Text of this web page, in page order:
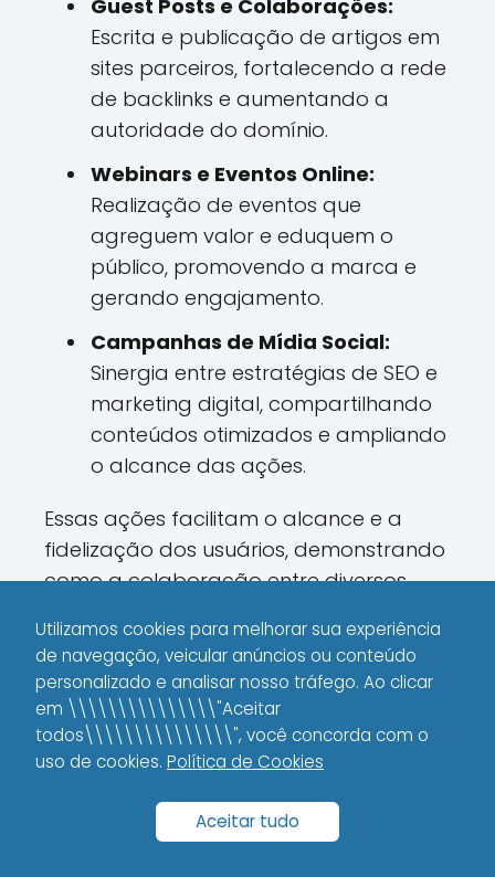
Guest Posts e Colaborações:
Escrita e publicação de artigos em
sites parceiros, fortalecendo a rede
de backlinks e aumentando a
autoridade do domínio.
Webinars e Eventos Online:
Realização de eventos que
agreguem valor e eduquem o
público, promovendo a marca e
gerando engajamento.
Campanhas de Mídia Social:
Sinergia entre estratégias de SEO e
marketing digital, compartilhando
conteúdos otimizados e ampliando
o alcance das ações.
Essas ações facilitam o alcance e a
fidelização dos usuários, demonstrando
como a colaboração entre diversos
os resultados do SEO.
Estudos de Caso:
Resultados Expressivos
com o Uso de
Influenciadores de SEO
Utilizamos cookies para melhorar sua experiência
de navegação, veicular anúncios ou conteúdo
personalizado e analisar nosso tráfego. Ao clicar
em \\\\\\\\\\\\\\\"Aceitar
todos\\\\\\\\\\\\\\\", você concorda com o
uso de cookies. Política de Cookies
Aceitar tudo